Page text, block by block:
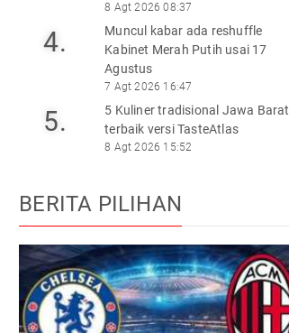
8 Agt 2026 08:37
4.
Muncul kabar ada reshuffle
Kabinet Merah Putih usai 17
Agustus
7 Agt 2026 16:47
5.
5 Kuliner tradisional Jawa Barat
terbaik versi TasteAtlas
8 Agt 2026 15:52
BERITA PILIHAN